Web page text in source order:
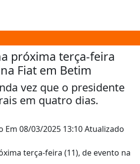
próxima terça-feira
Fiat em Betim
vez que o presidente
em quatro dias.
Em 08/03/2025 13:10Atualizado